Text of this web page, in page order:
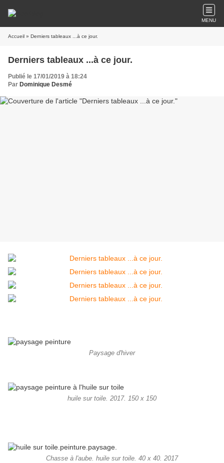
MENU
Accueil » Derniers tableaux ...à ce jour.
Derniers tableaux ...à ce jour.
Publié le 17/01/2019 à 18:24
Par Dominique Desmé
Paysage d'hiver
huile sur toile. 2017. 150 x 150
Chasse à l'aube. huile sur toile. 40 x 40. 2017